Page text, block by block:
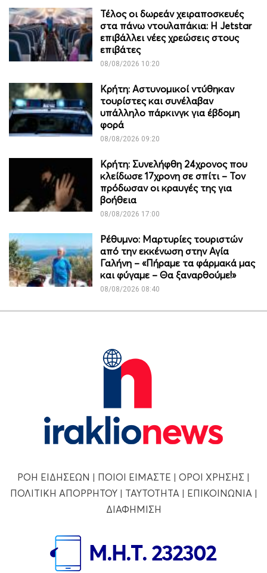
Τέλος οι δωρεάν χειραποσκευές
στα πάνω ντουλαπάκια: Η Jetstar
επιβάλλει νέες χρεώσεις στους
επιβάτες
08/08/2026 10:20
Κρήτη: Αστυνομικοί ντύθηκαν
τουρίστες και συνέλαβαν
υπάλληλο πάρκινγκ για έβδομη
φορά
08/08/2026 09:20
Κρήτη: Συνελήφθη 24χρονος που
κλείδωσε 17χρονη σε σπίτι – Τον
πρόδωσαν οι κραυγές της για
βοήθεια
08/08/2026 17:00
Ρέθυμνο: Μαρτυρίες τουριστών
από την εκκένωση στην Αγία
Γαλήνη – «Πήραμε τα φάρμακά μας
και φύγαμε – Θα ξαναρθούμε!»
08/08/2026 08:40
ΡΟΗ ΕΙΔΗΣΕΩΝ | ΠΟΙΟΙ ΕΙΜΑΣΤΕ | ΟΡΟΙ ΧΡΗΣΗΣ |
ΠΟΛΙΤΙΚΗ ΑΠΟΡΡΗΤΟΥ| ΤΑΥΤΟΤΗΤΑ | ΕΠΙΚΟΙΝΩΝΙΑ |
ΔΙΑΦΗΜΙΣΗ